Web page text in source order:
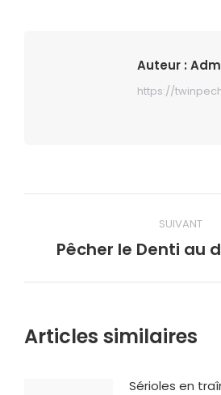
Auteur :
https://
Navigation
article
SUIVANT
Article
Pêcher le Denti au
Articles similaires
Sérioles en